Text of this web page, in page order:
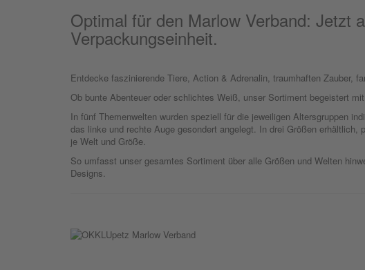
Optimal für den Marlow Verband: Jetzt
Verpackungseinheit.
Entdecke faszinierende Tiere, Action & Adrenalin, traumhaften Zauber,
Ob bunte Abenteuer oder schlichtes Weiß, unser Sortiment begeistert
In fünf Themenwelten wurden speziell für die jeweiligen Altersgruppen
das linke und rechte Auge gesondert angelegt. In drei Größen
je Welt und Größe.
So umfasst unser gesamtes Sortiment über alle Größen und Welten
Designs.